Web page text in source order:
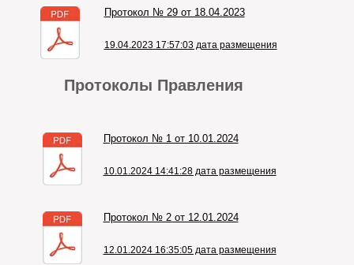
Протоколы Правления
Протокол № 1 от 10.01.2024
10.01.2024 14:41:28 дата размещения
Протокол № 2 от 12.01.2024
12.01.2024 16:35:05 дата размещения
Протокол № 29 от 18.04.2023
19.04.2023 17:57:03 дата размещения